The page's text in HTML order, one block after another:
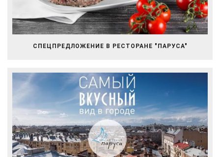
СПЕЦПРЕДЛОЖЕНИЕ В РЕСТОРАНЕ "ПАРУСА"